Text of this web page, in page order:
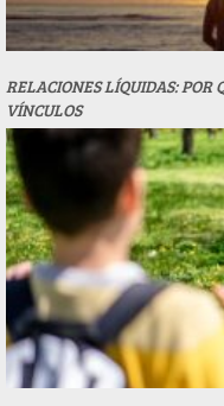
RELACIONES LÍQUIDAS: POR
VÍNCULOS